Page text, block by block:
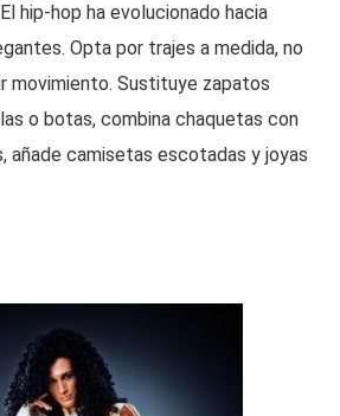
El hip-hop ha evolucionado hacia
Opta por trajes a medida, no
movimiento. Sustituye zapatos
o botas, combina chaquetas con
añade camisetas escotadas y joyas